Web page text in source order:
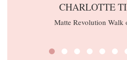
CHARLOTTE
Matte Revolution Walk